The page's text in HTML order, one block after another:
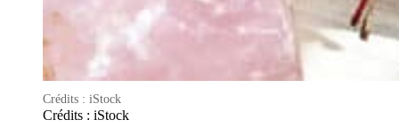
Crédits : iStock
Crédits : iStock